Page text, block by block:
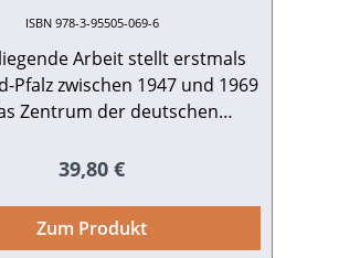
ISBN 978-3-95505-069-6
Arbeit stellt erstmals
Pfalz zwischen 1947 und 1969
Zentrum der deutschen
Ministerpräsident Peter
zwischen 1947 und 1969
Regulärer Preis:
39,80 €
Zum Produkt